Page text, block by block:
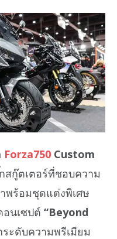
Forza750 Custom
สกู๊ตเตอร์ที่ชอบความ
พร้อมชุดแต่งพิเศษ
นเซปต์ “Beyond
ะดับความพรีเมียม